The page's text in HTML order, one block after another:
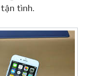
tận tình.